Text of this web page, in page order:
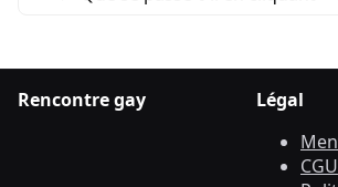
Rencontre gay
Légal
CGU